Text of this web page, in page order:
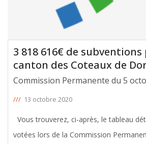
3 818 616€ de
canton des Coteaux de
Commission Permanente du 5
/// 13 octobre 2020
votées lors de la Commission